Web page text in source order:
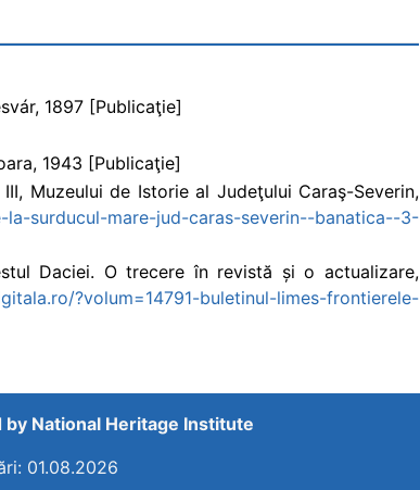
1897 [Publicaţie]
1943 [Publicaţie]
Muzeului de Istorie al Judeţului Caraş-Severin,
surducul-mare-jud-caras-severin--banatica--3-
Daciei. O trecere în revistă și o actualizare,
?volum=14791-buletinul-limes-frontierele-
by National Heritage Institute
01.08.2026